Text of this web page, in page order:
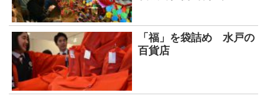
「福」を袋詰め 水戸の
百貨店